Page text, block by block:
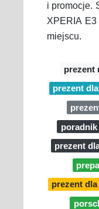
i promocje.
XPERIA
miejscu.
prezent
prezent
prezent
prezent